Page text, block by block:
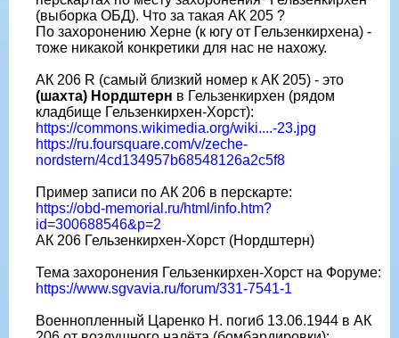
(выборка ОБД). Что за такая АК 205 ?
По захоронению Херне (к югу от Гельзенкирхена) -
тоже никакой конкретики для нас не нахожу.
АК 206 R (самый близкий номер к АК 205) - это
(шахта) Нордштерн в Гельзенкирхен (рядом
кладбище Гельзенкирхен-Хорст):
https://commons.wikimedia.org/wiki....-23.jpg
https://ru.foursquare.com/v/zeche-
nordstern/4cd134957b68548126a2c5f8
Пример записи по АК 206 в перскарте:
https://obd-memorial.ru/html/info.htm?
id=300688546&p=2
АК 206 Гельзенкирхен-Хорст (Нордштерн)
Тема захоронения Гельзенкирхен-Хорст на Форуме:
https://www.sgvavia.ru/forum/331-7541-1
Военнопленный Царенко Н. погиб 13.06.1944 в АК